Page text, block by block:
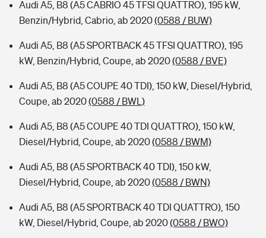
Audi A5, B8 (A5 CABRIO 45 TFSI QUATTRO), 195 kW,
Benzin/Hybrid, Cabrio, ab 2020(0588 / BUW)
Audi A5, B8 (A5 SPORTBACK 45 TFSI QUATTRO), 195
kW, Benzin/Hybrid, Coupe, ab 2020(0588 / BVE)
Audi A5, B8 (A5 COUPE 40 TDI), 150 kW, Diesel/Hybrid,
Coupe, ab 2020(0588 / BWL)
Audi A5, B8 (A5 COUPE 40 TDI QUATTRO), 150 kW,
Diesel/Hybrid, Coupe, ab 2020(0588 / BWM)
Audi A5, B8 (A5 SPORTBACK 40 TDI), 150 kW,
Diesel/Hybrid, Coupe, ab 2020(0588 / BWN)
Audi A5, B8 (A5 SPORTBACK 40 TDI QUATTRO), 150
kW, Diesel/Hybrid, Coupe, ab 2020(0588 / BWO)